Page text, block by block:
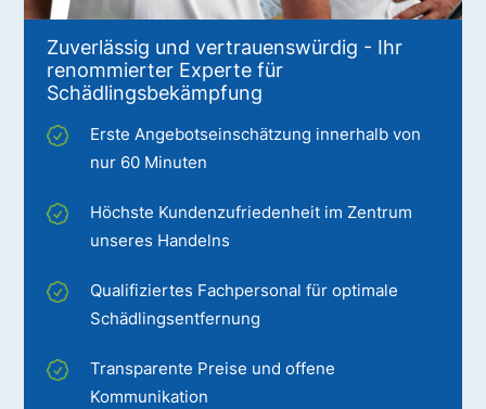
Zuverlässig und vertrauenswürdig - Ihr
renommierter Experte für
Schädlingsbekämpfung
Erste Angebotseinschätzung innerhalb von
nur 60 Minuten
Höchste Kundenzufriedenheit im Zentrum
unseres Handelns
Qualifiziertes Fachpersonal für optimale
Schädlingsentfernung
Transparente Preise und offene
Kommunikation